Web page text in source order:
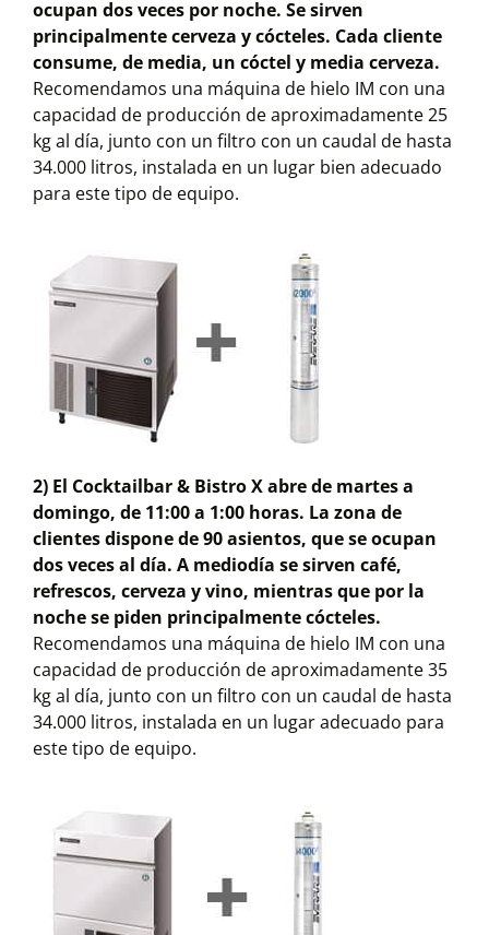
ocupan dos veces por noche. Se sirven
principalmente cerveza y cócteles. Cada cliente
consume, de media, un cóctel y media cerveza.
Recomendamos una máquina de hielo IM con una
capacidad de producción de aproximadamente 25
kg al día, junto con un filtro con un caudal de hasta
34.000 litros, instalada en un lugar bien adecuado
para este tipo de equipo.
2) El Cocktailbar & Bistro X abre de martes a
domingo, de 11:00 a 1:00 horas. La zona de
clientes dispone de 90 asientos, que se ocupan
dos veces al día. A mediodía se sirven café,
refrescos, cerveza y vino, mientras que por la
noche se piden principalmente cócteles.
Recomendamos una máquina de hielo IM con una
capacidad de producción de aproximadamente 35
kg al día, junto con un filtro con un caudal de hasta
34.000 litros, instalada en un lugar adecuado para
este tipo de equipo.